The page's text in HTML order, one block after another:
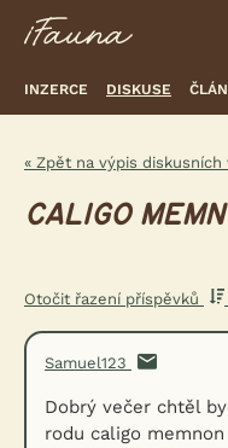
INZERCE DISKUSE
« Zpět na výpis diskusních
CALIGO
Otočit řazení příspěvků
Samuel123
Dobrý večer chtěl
rodu caligo